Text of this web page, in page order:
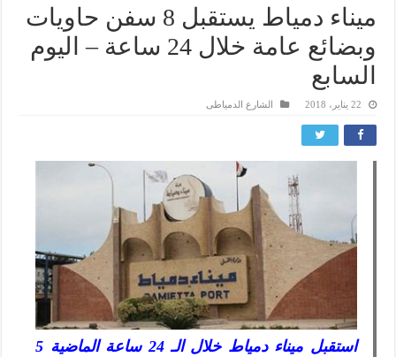
ميناء دمياط يستقبل 8 سفن حاويات
وبضائع عامة خلال 24 ساعة – اليوم
السابع
22 يناير، 2018 الشارع الدمياطى
استقبل ميناء دمياط خلال الـ 24 ساعة الماضية 5